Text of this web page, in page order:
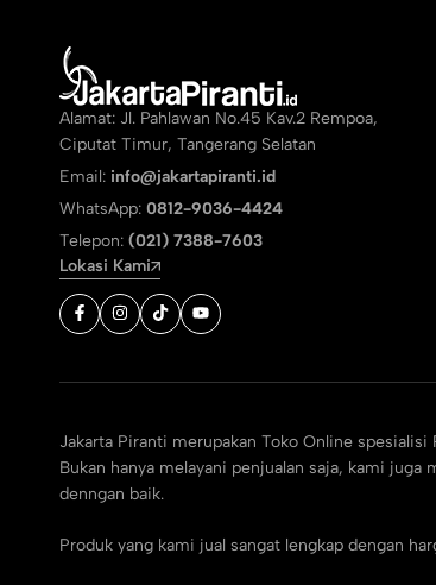
Alamat: Jl. Pahlawan No.45 Kav.2 Rempoa,
Ciputat Timur, Tangerang Selatan
Email: info@jakartapiranti.id
WhatsApp: 0812-9036-4424
Telepon: (021) 7388-7603
Lokasi Kami
Jakarta Piranti merupakan Toko Online
Bukan hanya melayani penjualan saja, kami
denngan baik.
Produk yang kami jual sangat lengkap dengan